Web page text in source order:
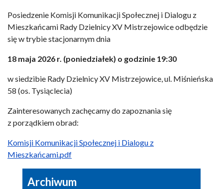
Posiedzenie Komisji Komunikacji Społecznej i Dialogu z
Mieszkańcami Rady Dzielnicy XV Mistrzejowice odbędzie
się w trybie stacjonarnym dnia
18 maja 2026 r. (poniedziałek) o godzinie 19:30
w siedzibie Rady Dzielnicy XV Mistrzejowice, ul. Miśnieńska
58 (os. Tysiąclecia)
Zainteresowanych zachęcamy do zapoznania się
z porządkiem obrad:
Komisji Komunikacji Społecznej i Dialogu z
Mieszkańcami.pdf
Archiwum